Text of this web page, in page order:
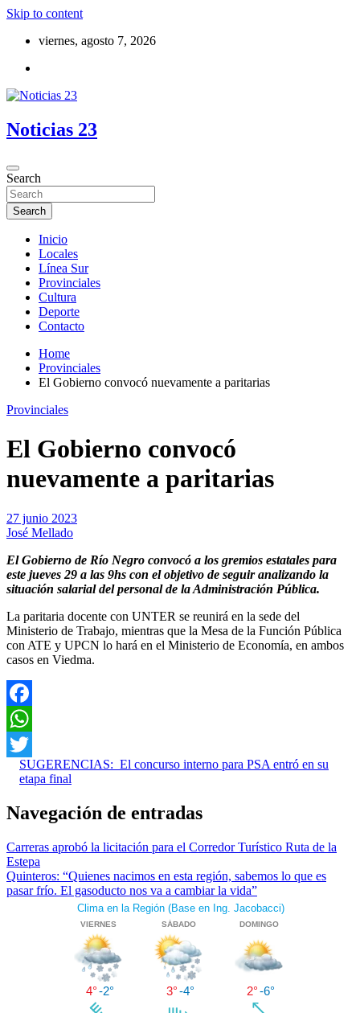
Skip to content
viernes, agosto 7, 2026
Noticias 23
Search
Search
Inicio
Locales
Línea Sur
Provinciales
Cultura
Deporte
Contacto
Home
Provinciales
El Gobierno convocó nuevamente a paritarias
Provinciales
El Gobierno convocó
nuevamente a paritarias
27 junio 2023
José Mellado
El Gobierno de Río Negro convocó a los gremios estatales para
este jueves 29 a las 9hs con el objetivo de seguir analizando la
situación salarial del personal de la Administración Pública.
La paritaria docente con UNTER se reunirá en la sede del
Ministerio de Trabajo, mientras que la Mesa de la Función Pública
con ATE y UPCN lo hará en el Ministerio de Economía, en ambos
casos en Viedma.
Facebook
WhatsApp
Twitter
SUGERENCIAS: El concurso interno para PSA entró en su
etapa final
Navegación de entradas
Carreras aprobó la licitación para el Corredor Turístico Ruta de la
Estepa
Quinteros: “Quienes nacimos en esta región, sabemos lo que es
pasar frío. El gasoducto nos va a cambiar la vida”